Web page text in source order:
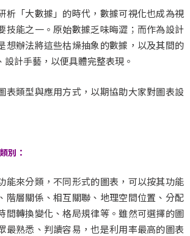
析「大數據」的時代，數據可視化也成為視
技能之一。原始數據乏味晦澀；而作為設計
想辦法將這些枯燥抽象的數據，以及其間的
設計手藝，以便具體完整表現。
表類型與應用方式，以期協助大家對圖表設
別：
能來分類，不同形式的圖表，可以按其功能
階層關係、相互關聯、地理空間位置、分配
間轉換變化、格局規律等。雖然可選擇的圖
最熟悉、判讀容易，也是利用率最高的圖表